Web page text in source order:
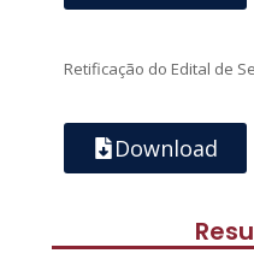
Retificação do Edital de
Download